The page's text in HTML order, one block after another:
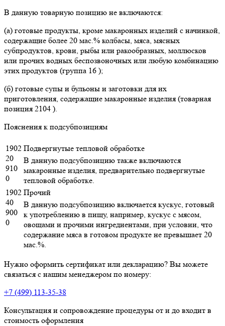
В данную товарную позицию не включаются:
(а) готовые продукты, кроме макаронных изделий с начинкой,
содержащие более 20 мас.% колбасы, мяса, мясных
субпродуктов, крови, рыбы или ракообразных, моллюсков
или прочих водных беспозвоночных или любую комбинацию
этих продуктов (группа 16 );
(б) готовые супы и бульоны и заготовки для их
приготовления, содержащие макаронные изделия (товарная
позиция 2104 ).
Пояснения к подсубпозициям
1902
20
910
0
Подвергнутые тепловой обработке
В данную подсубпозицию также включаются
макаронные изделия, предварительно подвергнутые
тепловой обработке.
1902
40
900
0
Прочий
В данную подсубпозицию включается кускус, готовый
к употреблению в пищу, например, кускус с мясом,
овощами и прочими ингредиентами, при условии, что
содержание мяса в готовом продукте не превышает 20
мас.%.
Нужно оформить сертификат или декларацию? Вы можете
связаться с нашим менеджером по номеру:
+7 (499) 113-35-38
Консультация и сопровождение процедуры от и до входит в
стоимость оформления